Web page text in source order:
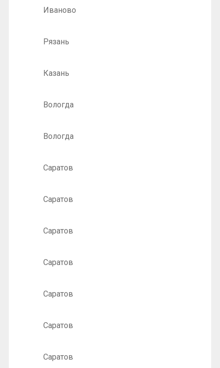
Иваново
Рязань
Казань
Вологда
Вологда
Саратов
Саратов
Саратов
Саратов
Саратов
Саратов
Саратов